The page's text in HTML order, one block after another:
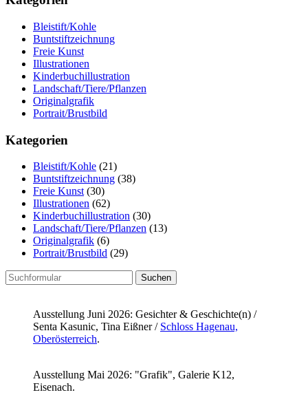
Bleistift/Kohle
Buntstiftzeichnung
Freie Kunst
Illustrationen
Kinderbuchillustration
Landschaft/Tiere/Pflanzen
Originalgrafik
Portrait/Brustbild
Kategorien
Bleistift/Kohle (21)
Buntstiftzeichnung (38)
Freie Kunst(30)
Illustrationen (62)
Kinderbuchillustration (30)
Landschaft/Tiere/Pflanzen (13)
Originalgrafik (6)
Portrait/Brustbild (29)
Suchen
nach:
Ausstellung Juni 2026: Gesichter & Geschichte(n) /
Senta Kasunic, Tina Eißner / Schloss Hagenau,
Oberösterreich.
Ausstellung Mai 2026: "Grafik", Galerie K12,
Eisenach.